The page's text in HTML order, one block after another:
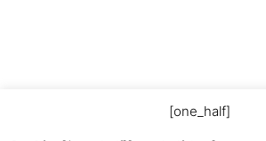
[one_half]